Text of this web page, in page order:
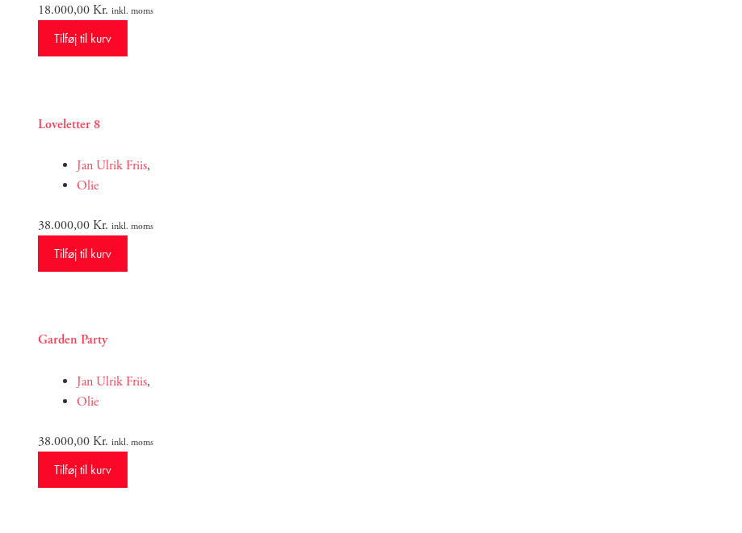
18.000,00Kr. inkl. moms
Tilføj til kurv
Loveletter 8
Jan Ulrik Friis,
Olie
38.000,00Kr. inkl. moms
Tilføj til kurv
Garden Party
Jan Ulrik Friis,
Olie
38.000,00Kr. inkl. moms
Tilføj til kurv